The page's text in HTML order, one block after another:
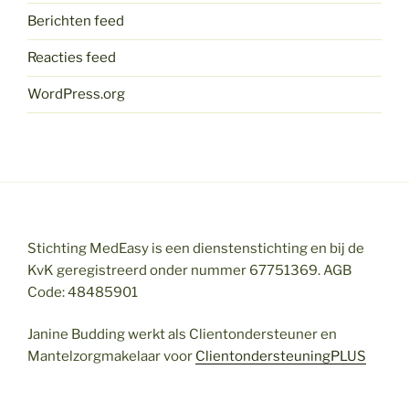
Berichten feed
Reacties feed
WordPress.org
Stichting MedEasy is een dienstenstichting en bij de
KvK geregistreerd onder nummer 67751369. AGB
Code: 48485901
Janine Budding werkt als Clientondersteuner en
Mantelzorgmakelaar voor ClientondersteuningPLUS